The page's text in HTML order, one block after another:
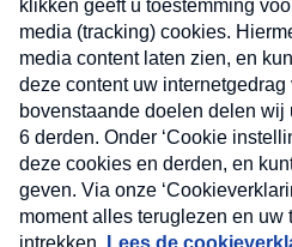
Nieuwsbrief
Neem hier een gratis
nieuwsbrief. Elke vrijdag- en